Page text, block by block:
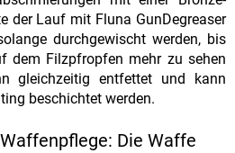
der Lauf mit Fluna GunDegreaser
durchgewischt werden, bis
dem Filzpfropfen mehr zu sehen
gleichzeitig entfettet und kann
beschichtet werden.
Die Waffe